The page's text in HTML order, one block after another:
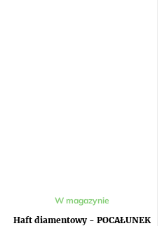
Haft diamentowy - POCAŁUNEK
W magazynie